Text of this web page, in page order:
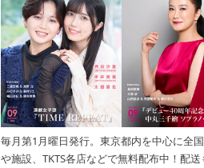
毎月第1月曜日発行。東京都内を中心に全
や施設、TKTS各店などで無料配布中！配送